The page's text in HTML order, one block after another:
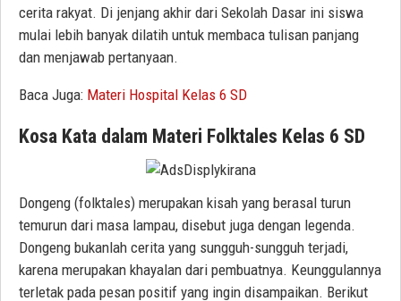
cerita rakyat. Di jenjang akhir dari Sekolah Dasar ini siswa
mulai lebih banyak dilatih untuk membaca tulisan panjang
dan menjawab pertanyaan.
Baca Juga: Materi Hospital Kelas 6 SD
Kosa Kata dalam Materi Folktales Kelas 6 SD
Dongeng (folktales) merupakan kisah yang berasal turun
temurun dari masa lampau, disebut juga dengan legenda.
Dongeng bukanlah cerita yang sungguh-sungguh terjadi,
karena merupakan khayalan dari pembuatnya. Keunggulannya
terletak pada pesan positif yang ingin disampaikan. Berikut